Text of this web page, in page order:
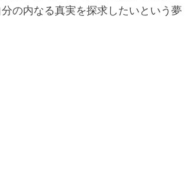
の内なる真実を探求したいという夢